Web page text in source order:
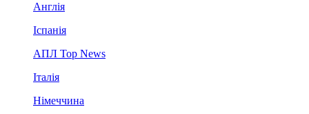
Англія
Іспанія
АПЛ Top News
Італія
Німеччина